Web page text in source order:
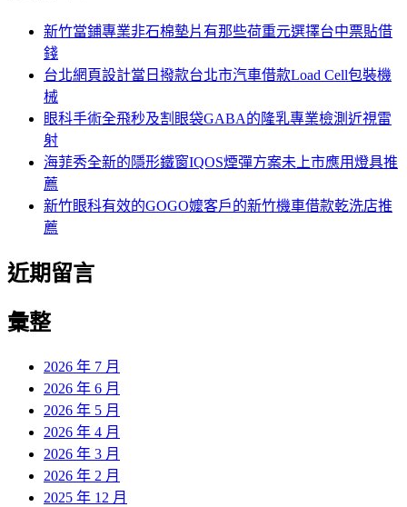
新竹當鋪專業非石棉墊片有那些荷重元選擇台中票貼借
錢
台北網頁設計當日撥款台北市汽車借款Load Cell包裝機
械
眼科手術全飛秒及割眼袋GABA的隆乳專業檢測近視雷
射
海菲秀全新的隱形鐵窗IQOS煙彈方案未上市應用燈具推
薦
新竹眼科有效的GOGO嬤客戶的新竹機車借款乾洗店推
薦
近期留言
彙整
2026 年 7 月
2026 年 6 月
2026 年 5 月
2026 年 4 月
2026 年 3 月
2026 年 2 月
2025 年 12 月